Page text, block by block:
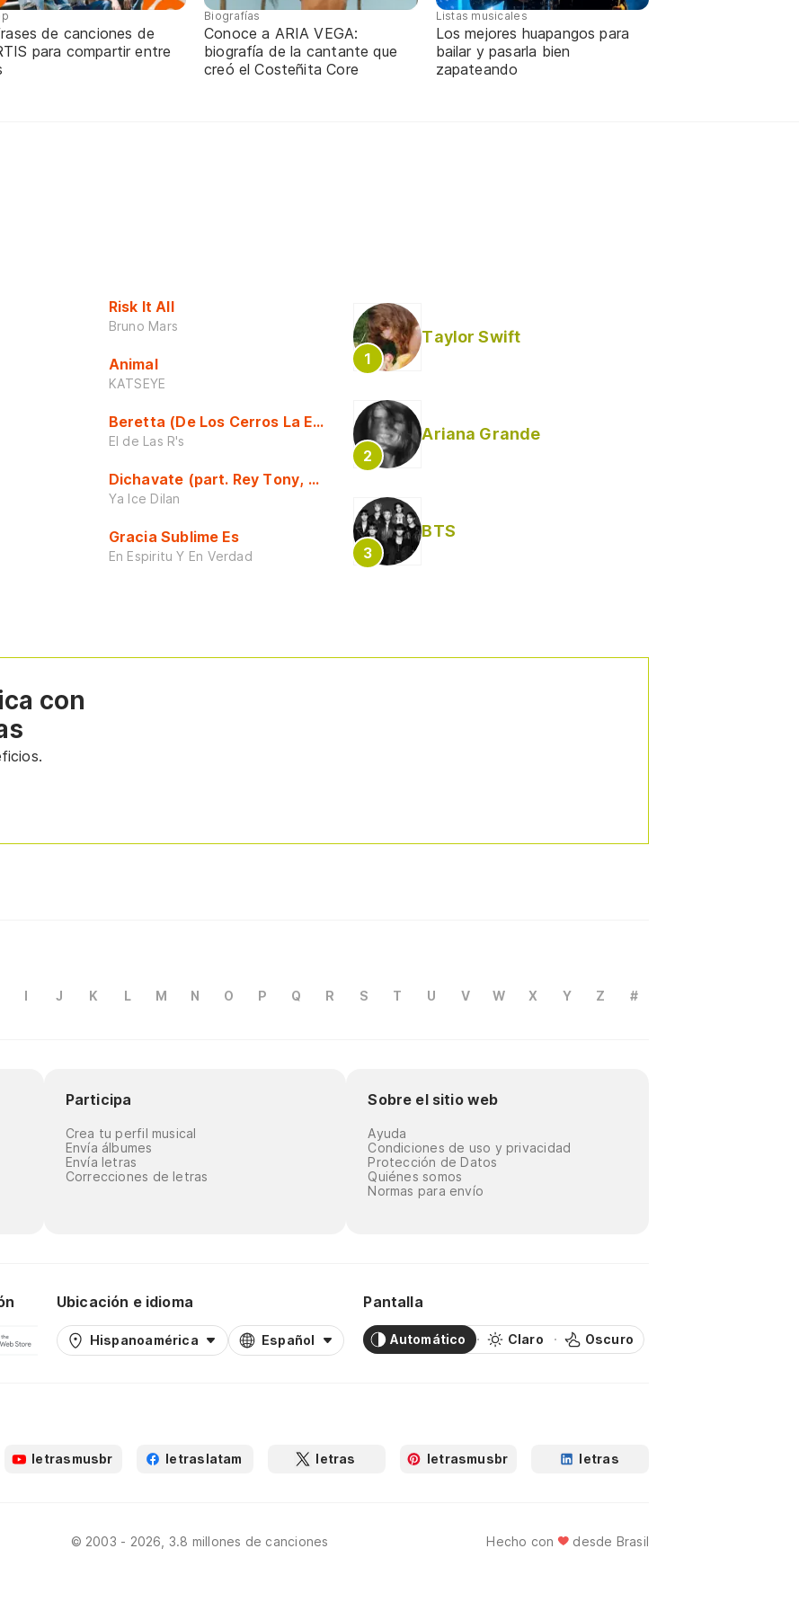
de canciones de
para compartir entre
Biografías
Conoce a ARIA VEGA:
biografía de la cantante que
creó el Costeñita Core
Listas musicales
Los mejores huapangos para
bailar y pasarla bien
zapateando
Risk It All
Bruno Mars
Animal
KATSEYE
Beretta (De Los Cerros La Escuela)
El de Las R's
Dichavate (part. Rey Tony, Dj Honda y Helabusador) [explícita]
Ya Ice Dilan
Gracia Sublime Es
En Espiritu Y En Verdad
Taylor Swift
Ariana Grande
BTS
con
I J K L M N O P Q R S T U V W X Y Z #
Participa
Crea tu perfil musical
Envía álbumes
Envía letras
Correcciones de letras
Sobre el sitio web
Ayuda
Condiciones de uso y privacidad
Protección de Datos
Quiénes somos
Normas para envío
Ubicación e idioma
Hispanoamérica Español
Pantalla
Automático Claro Oscuro
letrasmusbr letraslatam letras letrasmusbr letras
© 2003 - 2026, 3.8 millones de canciones Hecho con desde Brasil